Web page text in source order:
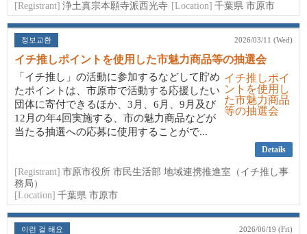
[Registrant] 浄土真宗本願寺派西光寺 [Location] 千葉県 市原市
정보교환 2026/03/11 (Wed)
イチ推しポイントを使用した市魅力商品等の抽選会
「イチ推し」の活動に参加するなどして貯め
たポイントは、市原市で活動する応援したい
団体に寄付できるほか、3月、6月、9月及び
12月の年4回実施する、市の魅力商品などが
当たる抽選への応募に使用することがで...
Details
[Registrant] 市原市役所 市民生活部 地域連携推進室（イチ推し事
務局）
[Location] 千葉県 市原市
이런 걸 해요 2026/06/19 (Fri)